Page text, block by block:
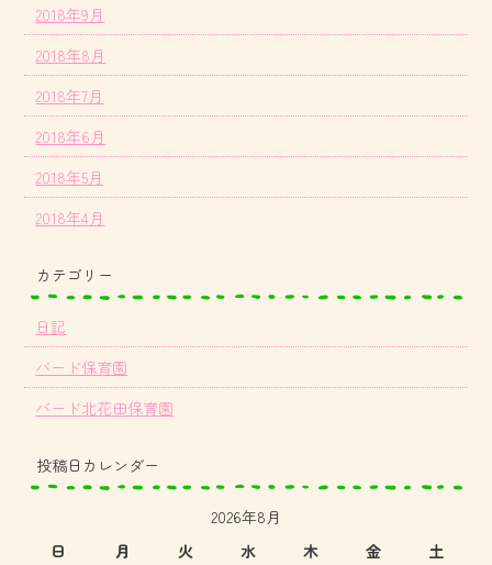
2018年9月
2018年8月
2018年7月
2018年6月
2018年5月
2018年4月
カテゴリー
日記
バード保育園
バード北花田保育園
投稿日カレンダー
2026年8月
日
月 火 水 木 金 土